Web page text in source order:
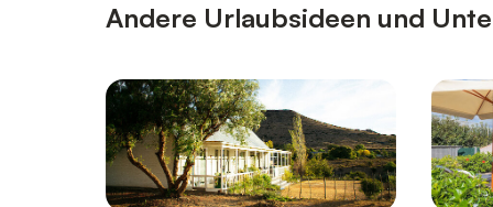
Andere Urlaubsideen und